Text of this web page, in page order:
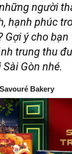
người
hạnh phúc
Gợi ý cho
trung thu
Gòn nhé.
Bakery